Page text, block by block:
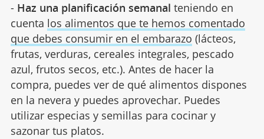
- Haz una planificación semanal teniendo en
cuenta los alimentos que te hemos comentado
que debes consumir en el embarazo (lácteos,
frutas, verduras, cereales integrales, pescado
azul, frutos secos, etc.). Antes de hacer la
compra, puedes ver de qué alimentos dispones
en la nevera y puedes aprovechar. Puedes
utilizar especias y semillas para cocinar y
sazonar tus platos.